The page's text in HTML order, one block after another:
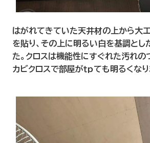
はがれてきていた天井材の上から大
を貼り、その上に明るい白を基調とし
た。クロスは機能性にすぐれた汚れの
カビクロスで部屋がｔｐても明るくなり